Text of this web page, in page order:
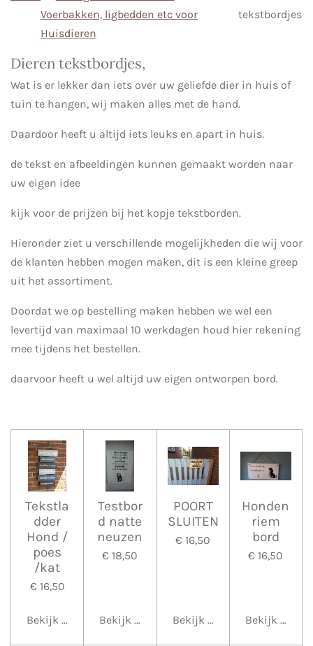
Voerbakken, ligbedden etc voor
Huisdieren
tekstbordjes
Dieren tekstbordjes,
Wat is er lekker dan iets over uw geliefde dier in huis of
tuin te hangen, wij maken alles met de hand.
Daardoor heeft u altijd iets leuks en apart in huis.
de tekst en afbeeldingen kunnen gemaakt worden naar
uw eigen idee
kijk voor de prijzen bij het kopje tekstborden.
Hieronder ziet u verschillende mogelijkheden die wij voor
de klanten hebben mogen maken, dit is een kleine greep
uit het assortiment.
Doordat we op bestelling maken hebben we wel een
levertijd van maximaal 10 werkdagen houd hier rekening
mee tijdens het bestellen.
daarvoor heeft u wel altijd uw eigen ontworpen bord.
Tekstla
dder
Hond /
poes
/kat
€ 16,50
Bekijk details
Testbor
d natte
neuzen
€ 18,50
Bekijk details
POORT
SLUITEN
€ 16,50
Bekijk details
Honden
riem
bord
€ 16,50
Bekijk